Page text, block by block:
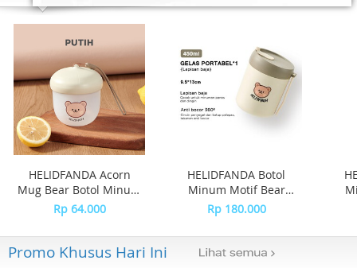
HELIDFANDA Acorn
Mug Bear Botol Minum
Mini Travel Kedap Anti
Tumpah -
CREAMWHITE LID
Rp 64.000
HELIDFANDA Botol
Minum Motif Bear
Tumbler Anak Sekolah
dengan Tali -
STAINLESS STEEL
Rp 180.000
Promo Khusus Hari Ini